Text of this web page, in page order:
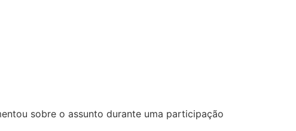
sobre o assunto durante uma participação